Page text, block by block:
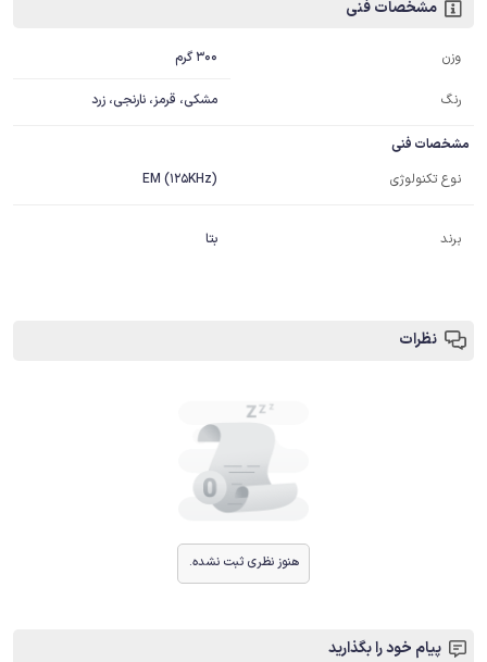
مشخصات فنی
وزن 300 گرم
رنگ مشکی، قرمز، نارنجی، زرد
مشخصات فنی
نوع تکنولوژی
EM (125KHz)
برند بتا
نظرات
هنوز نظری ثبت نشده.
پیام خود را بگذارید